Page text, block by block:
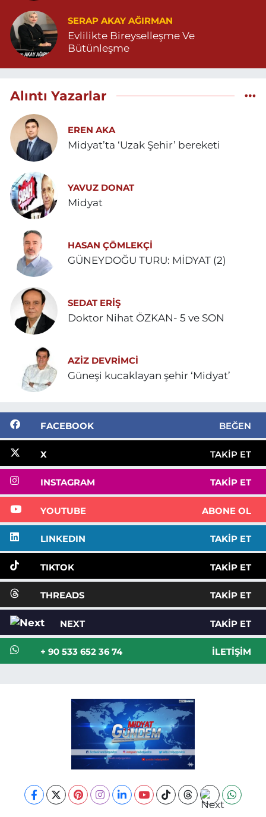
SERAP AKAY AĞIRMAN
Evlilikte Bireyselleşme Ve
Bütünleşme
Alıntı Yazarlar
EREN AKA
Midyat’ta ‘Uzak Şehir’ bereketi
YAVUZ DONAT
Midyat
HASAN ÇÖMLEKÇİ
GÜNEYDOĞU TURU: MİDYAT (2)
SEDAT ERİŞ
Doktor Nihat ÖZKAN- 5 ve SON
AZIZ DEVRIMCI
Güneşi kucaklayan şehir ‘Midyat’
FACEBOOK BEĞEN
X TAKIP ET
INSTAGRAM TAKIP ET
YOUTUBE ABONE OL
LINKEDIN TAKIP ET
TIKTOK TAKIP ET
THREADS TAKIP ET
NEXT TAKIP ET
+ 90 533 652 36 74 İLETIŞIM